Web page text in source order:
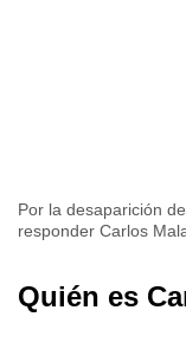
Por la desaparición
responder Carlos
Quién es